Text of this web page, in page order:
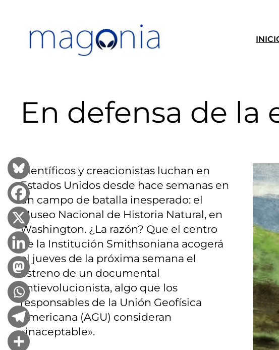
contenido
En defensa de la
Científicos y creacionistas luchan en
Estados Unidos desde hace semanas en
un campo de batalla inesperado: el
Museo Nacional de Historia Natural, en
Washington. ¿La razón? Que el centro
de la Institución Smithsoniana acogerá
el jueves de la próxima semana el
estreno de un documental
antievolucionista, algo que los
responsables de la Unión Geofísica
Americana (AGU) consideran
«inaceptable».